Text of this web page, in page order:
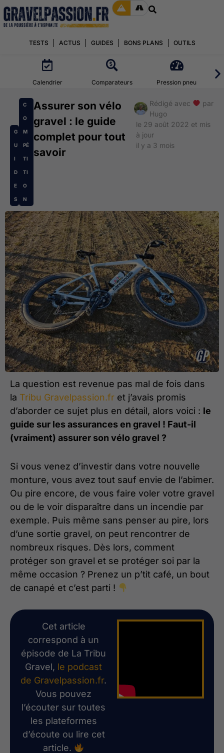
TESTS ACTUS GUIDES BONS PLANS OUTILS
Calendrier Comparateurs Pression pneu
G
U
I
D
E
S
C
O
M
PÉ
TI
TI
O
N
Assurer son vélo
gravel : le guide
complet pour tout
savoir
Rédigé avec
par
Hugo
le 29 août 2022 et mis
à jour
il y a 3 mois
La question est revenue pas mal de fois dans
la Tribu Gravelpassion.fr et j’avais promis
d’aborder ce sujet plus en détail, alors voici : le
guide sur les assurances en gravel ! Faut-il
(vraiment) assurer son vélo gravel ?
Si vous venez d’investir dans votre nouvelle
monture, vous avez tout sauf envie de l’abimer.
Ou pire encore, de vous faire voler votre gravel
ou de le voir disparaître dans un incendie par
exemple. Puis même sans penser au pire, lors
d’une sortie gravel, on peut rencontrer de
nombreux risques. Dès lors, comment
protéger son gravel et se protéger soi par la
même occasion ? Prenez un p’tit café, un bout
de canapé et c’est parti !
Cet article
correspond à un
épisode de La Tribu
Gravel, le podcast
de Gravelpassion.fr.
Vous pouvez
l’écouter sur toutes
les plateformes
d’écoute ou lire cet
article.